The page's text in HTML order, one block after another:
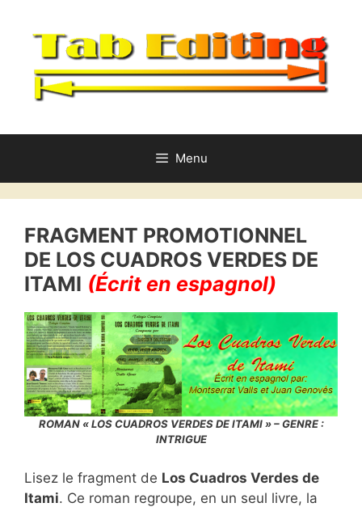
Menu
FRAGMENT PROMOTIONNEL
DE LOS CUADROS VERDES DE
ITAMI (Écrit en espagnol)
ROMAN « LOS CUADROS VERDES DE ITAMI » – GENRE :
INTRIGUE
Lisez le fragment de Los Cuadros Verdes de
Itami. Ce roman regroupe, en un seul livre, la